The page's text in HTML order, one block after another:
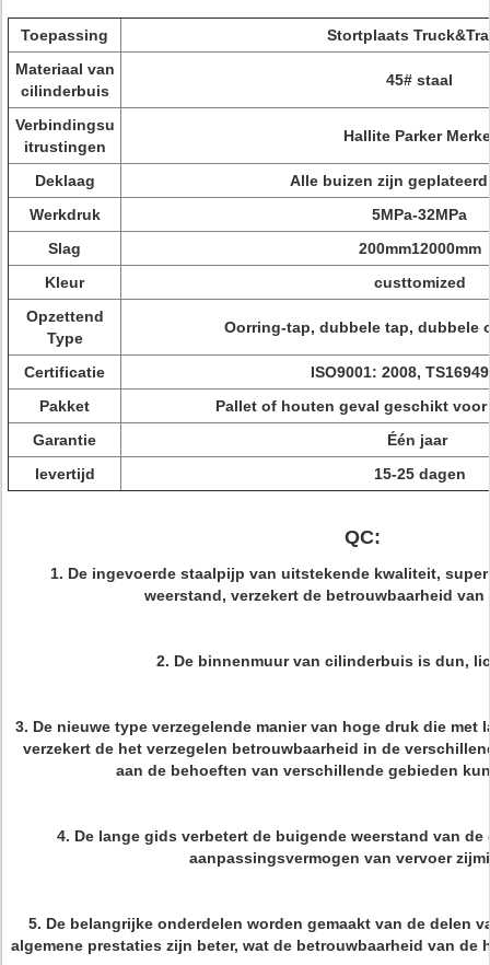
Toepassing
Stortplaats
Materiaal van
cilinderbuis
45# staal
Verbindingsu
itrustingen
Hallite Parker
Deklaag
Alle buizen zijn
Werkdruk
5MPa-32MPa
Slag
200mm12000mm
Kleur
custtomized
Opzettend
Type
Oorring-tap, dubbele tap, dubbele
Certificatie
ISO9001: 2008,
Pakket
Pallet of houten geval geschikt
Garantie
Één jaar
levertijd
15-25 dagen
QC:
1. De ingevoerde staalpijp van uitstekende kwaliteit,
weerstand, verzekert de betrouwbaarheid
2. De binnenmuur van cilinderbuis is dun,
3. De nieuwe type verzegelende manier van hoge druk die met
verzekert de het verzegelen betrouwbaarheid in de
aan de behoeften van verschillende gebieden
4. De lange gids verbetert de buigende weerstand van
aanpassingsvermogen van vervoer
5. De belangrijke onderdelen worden gemaakt van de delen
algemene prestaties zijn beter, wat de betrouwbaarheid van de